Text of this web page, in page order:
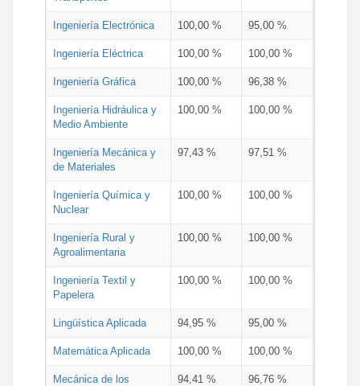
Ingeniería Electrónica 100,00 % 95,00 %
Ingeniería Eléctrica 100,00 % 100,00 %
Ingeniería Gráfica 100,00 % 96,38 %
Ingeniería Hidráulica y
Medio Ambiente
100,00 % 100,00 %
Ingeniería Mecánica y
de Materiales
97,43 % 97,51 %
Ingeniería Química y
Nuclear
100,00 % 100,00 %
Ingeniería Rural y
Agroalimentaria
100,00 % 100,00 %
Ingeniería Textil y
Papelera
100,00 % 100,00 %
Lingüística Aplicada 94,95 % 95,00 %
Matemática Aplicada 100,00 % 100,00 %
Mecánica de los
94,41 % 96,76 %